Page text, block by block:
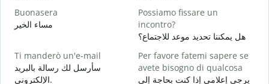
Buonasera
مساء الخير
Possiamo fissare un
incontro?
هل يمكننا تحديد موعد للاجتماع؟
Ti manderò un'e-mail
سأرسل لك رسالة بالبريد
الإلكتروني.
Per favore fatemi sapere se
avete bisogno di qualcosa
يرجى إعلامي إذا كنت بحاجة إلى